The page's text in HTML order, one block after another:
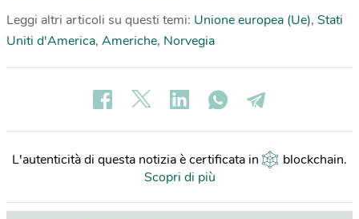
Leggi altri articoli su questi temi: Unione europea (Ue), Stati
Uniti d'America, Americhe, Norvegia
L'autenticità di questa notizia è certificata in blockchain.
Scopri di più